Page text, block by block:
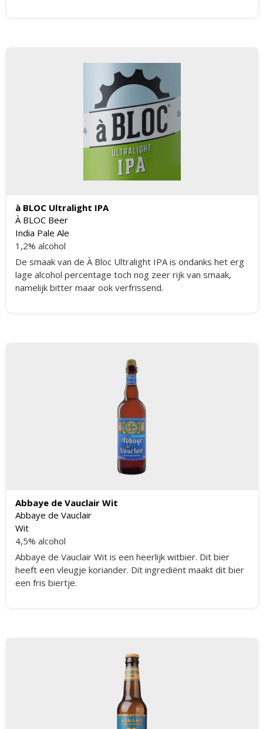
à BLOC Ultralight IPA
À BLOC Beer
India Pale Ale
1,2% alcohol
De smaak van de À Bloc Ultralight IPA is ondanks het erg
lage alcohol percentage toch nog zeer rijk van smaak,
namelijk bitter maar ook verfrissend.
Abbaye de Vauclair Wit
Abbaye de Vauclair
Wit
4,5% alcohol
Abbaye de Vauclair Wit is een heerlijk witbier. Dit bier
heeft een vleugje koriander. Dit ingrediënt maakt dit bier
een fris biertje.